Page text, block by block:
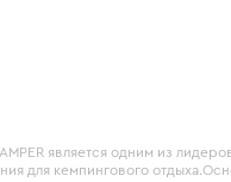
является одним из
для кемпингового